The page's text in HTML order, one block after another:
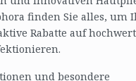
finden Sie alles, um
Rabatte auf
und besondere